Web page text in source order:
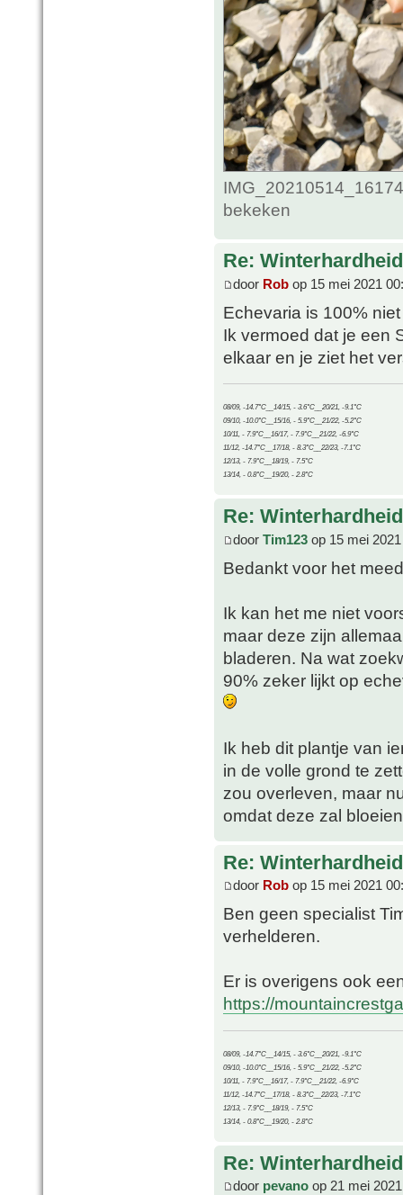
bekeken
Re:
door Rob op 15 mei 2021
Echevaria is 100%
Ik vermoed dat je een
elkaar en je ziet het
08/09, -14.7°C__14/15, - 3.6°C__20/21, -9.1°C
09/10, -10.0°C__15/16, - 5.9°C__21/22, -5.2°C
10/11, - 7.9°C__16/17, - 7.9°C__21/22, -6.9°C
11/12, -14.7°C__17/18, - 8.3°C__22/23, -7.1°C
12/13, - 7.9°C__18/19, - 7.5°C
13/14, - 0.8°C__19/20, - 2.8°C
Re:
door Tim123 op 15 mei
Bedankt voor het
Ik kan het me niet
maar deze zijn
bladeren. Na wat
90% zeker lijkt op
Ik heb dit plantje van
in de volle grond te
zou overleven, maar
omdat deze zal
Re:
door Rob op 15 mei 2021
Ben geen specialist
verhelderen.
Er is overigens ook
https://
08/09, -14.7°C__14/15, - 3.6°C__20/21, -9.1°C
09/10, -10.0°C__15/16, - 5.9°C__21/22, -5.2°C
10/11, - 7.9°C__16/17, - 7.9°C__21/22, -6.9°C
11/12, -14.7°C__17/18, - 8.3°C__22/23, -7.1°C
12/13, - 7.9°C__18/19, - 7.5°C
13/14, - 0.8°C__19/20, - 2.8°C
Re:
door pevano op 21 mei